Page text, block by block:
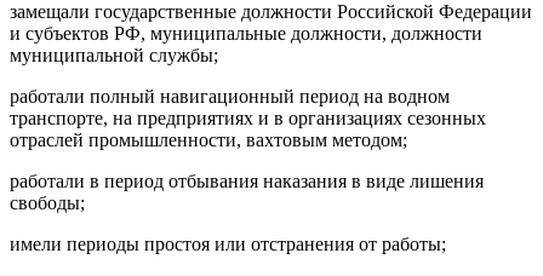
замещали государственные должности Российской Федерации
и субъектов РФ, муниципальные должности, должности
муниципальной службы;
работали полный навигационный период на водном
транспорте, на предприятиях и в организациях сезонных
отраслей промышленности, вахтовым методом;
работали в период отбывания наказания в виде лишения
свободы;
имели периоды простоя или отстранения от работы;